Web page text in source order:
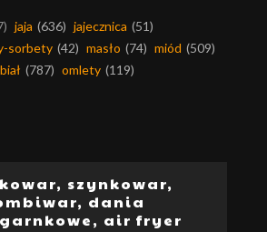
jaja (636) jajecznica (51)
sorbety (42) masło (74) miód (509)
(787) omlety (119)
szynkowar,
dania
air fryer